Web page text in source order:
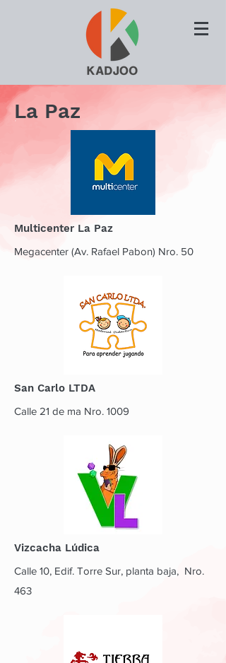
La Paz
Multicenter La Paz
Megacenter (Av. Rafael Pabon) Nro. 50
San Carlo LTDA
Calle 21 de ma Nro. 1009
Vizcacha Lúdica
Calle 10, Edif. Torre Sur, planta baja, Nro.
463